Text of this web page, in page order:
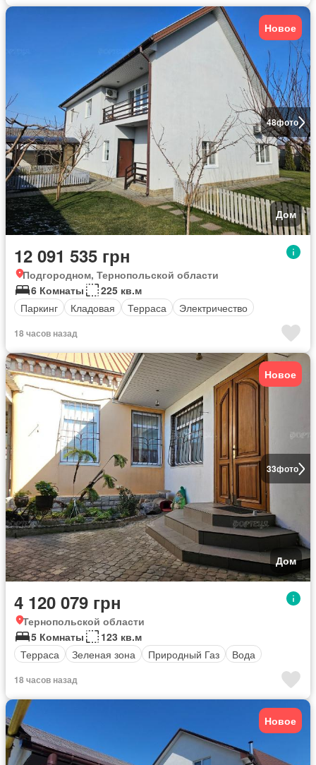
48фото
Новое
Дом
12 091 535 грн
Подгородном, Тернопольской области
6 Комнаты
225 кв.м
Паркинг
Кладовая Терраса Электричество
18 часов назад
33фото
Новое
Дом
4 120 079 грн
Тернопольской области
5 Комнаты
123 кв.м
Терраса
Зеленая зона Природный Газ Вода
18 часов назад
Новое